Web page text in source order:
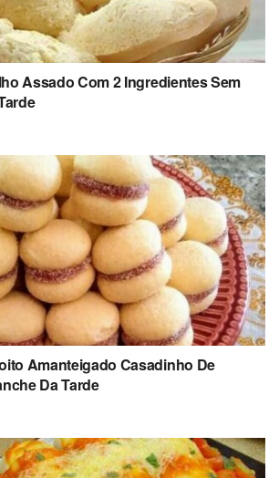
Assado Com 2 Ingredientes Sem
Amanteigado Casadinho De
Da Tarde